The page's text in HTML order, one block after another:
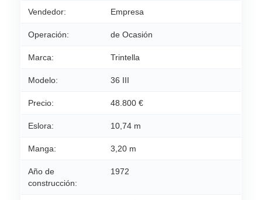
Vendedor: Empresa
Operación: de Ocasión
Marca: Trintella
Modelo: 36 III
Precio: 48.800 €
Eslora: 10,74 m
Manga: 3,20 m
Año de
construcción:
1972